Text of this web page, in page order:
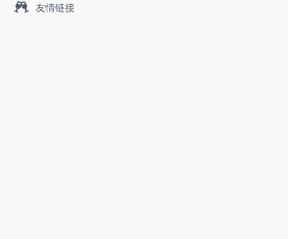
友情链接